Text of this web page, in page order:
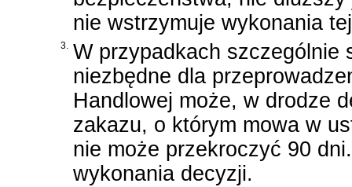
nie wstrzymuje wykonania
3. W przypadkach szczególnie
niezbędne dla
Handlowej może, w drodze
zakazu, o którym mowa w
nie może przekroczyć 90
wykonania decyzji.